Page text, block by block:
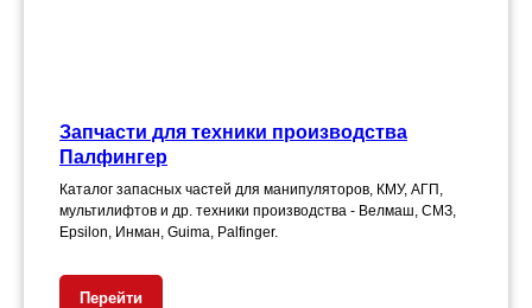
Запчасти для техники производства
Палфингер
Каталог запасных частей для манипуляторов, КМУ, АГП,
мультилифтов и др. техники производства - Велмаш, СМЗ,
Epsilon, Инман, Guima, Palfinger.
Перейти